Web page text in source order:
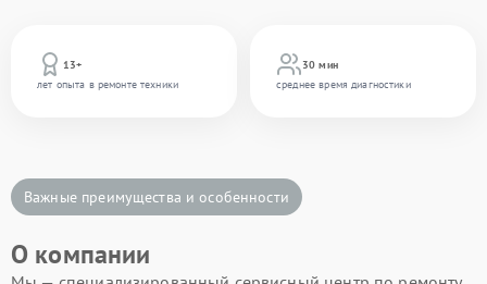
13+
лет опыта в ремонте техники
30 мин
среднее время диагностики
Важные преимущества и особенности
О компании